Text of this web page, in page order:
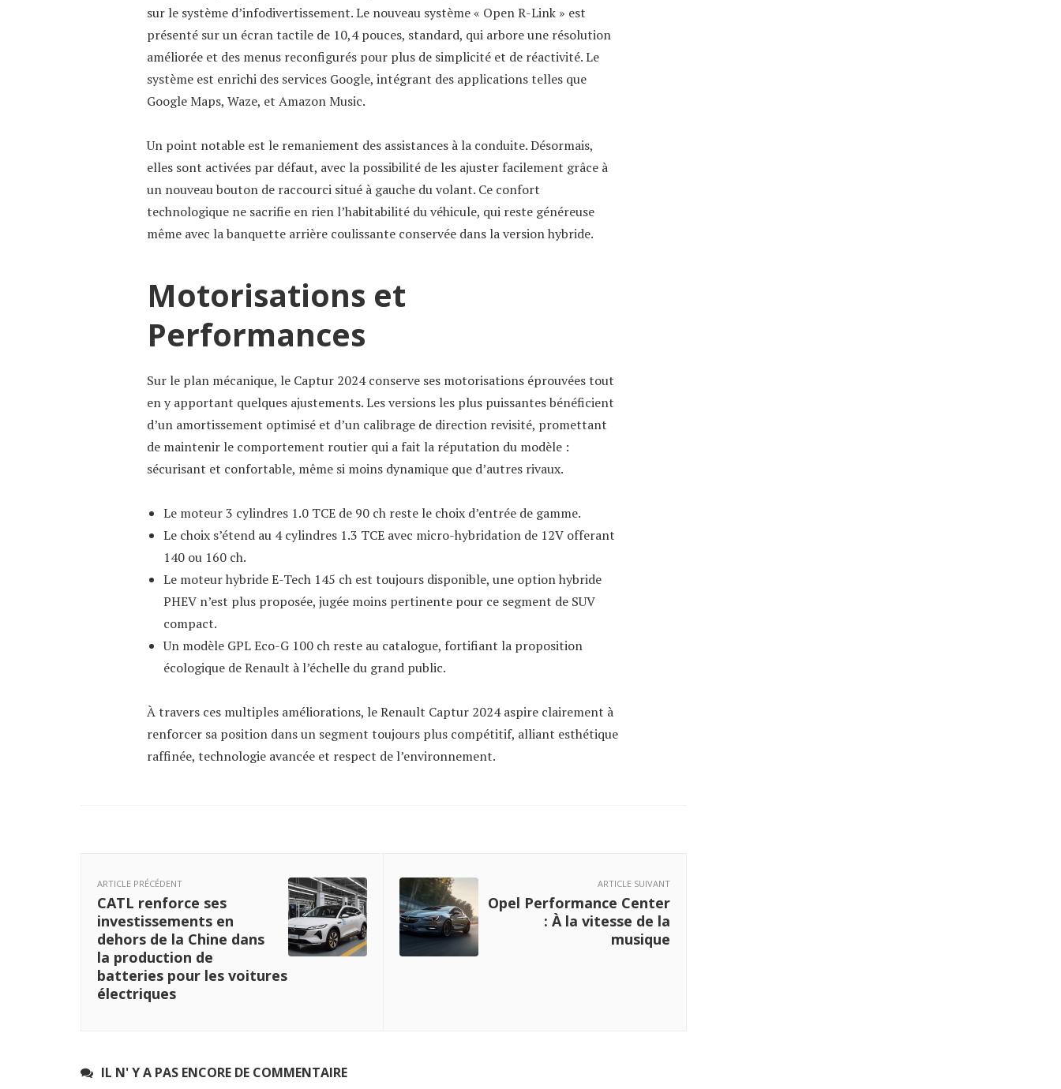
sur le système d’infodivertissement. Le nouveau système « Open R-Link » est
présenté sur un écran tactile de 10,4 pouces, standard, qui arbore une résolution
améliorée et des menus reconfigurés pour plus de simplicité et de réactivité. Le
système est enrichi des services Google, intégrant des applications telles que
Google Maps, Waze, et Amazon Music.
Un point notable est le remaniement des assistances à la conduite. Désormais,
elles sont activées par défaut, avec la possibilité de les ajuster facilement grâce à
un nouveau bouton de raccourci situé à gauche du volant. Ce confort
technologique ne sacrifie en rien l’habitabilité du véhicule, qui reste généreuse
même avec la banquette arrière coulissante conservée dans la version hybride.
Motorisations et
Performances
Sur le plan mécanique, le Captur 2024 conserve ses motorisations éprouvées tout
en y apportant quelques ajustements. Les versions les plus puissantes bénéficient
d’un amortissement optimisé et d’un calibrage de direction revisité, promettant
de maintenir le comportement routier qui a fait la réputation du modèle :
sécurisant et confortable, même si moins dynamique que d’autres rivaux.
Le moteur 3 cylindres 1.0 TCE de 90 ch reste le choix d’entrée de gamme.
Le choix s’étend au 4 cylindres 1.3 TCE avec micro-hybridation de 12V offerant
140 ou 160 ch.
Le moteur hybride E-Tech 145 ch est toujours disponible, une option hybride
PHEV n’est plus proposée, jugée moins pertinente pour ce segment de SUV
compact.
Un modèle GPL Eco-G 100 ch reste au catalogue, fortifiant la proposition
écologique de Renault à l’échelle du grand public.
À travers ces multiples améliorations, le Renault Captur 2024 aspire clairement à
renforcer sa position dans un segment toujours plus compétitif, alliant esthétique
raffinée, technologie avancée et respect de l’environnement.
ARTICLE PRÉCÉDENT
CATL renforce ses
investissements en
dehors de la Chine dans
la production de
batteries pour les voitures
électriques
ARTICLE SUIVANT
Opel Performance Center
: À la vitesse de la
musique
IL N' Y A PAS ENCORE DE COMMENTAIRE